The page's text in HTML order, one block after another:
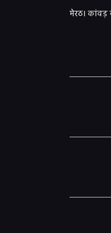
मेरठ। कांवड़